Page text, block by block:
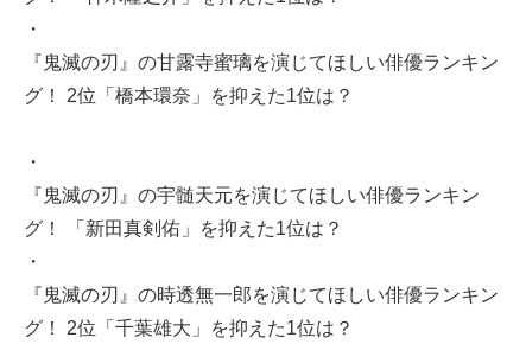
・
『鬼滅の刃』の甘露寺蜜璃を演じてほしい俳優ランキン
グ！ 2位「橋本環奈」を抑えた1位は？
・
『鬼滅の刃』の宇髄天元を演じてほしい俳優ランキン
グ！ 「新田真剣佑」を抑えた1位は？
・
『鬼滅の刃』の時透無一郎を演じてほしい俳優ランキン
グ！ 2位「千葉雄大」を抑えた1位は？